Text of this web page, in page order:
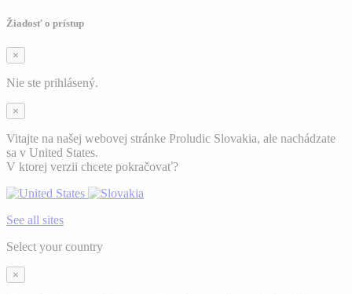
Žiadosť o prístup
×
Nie ste prihlásený.
×
Vitajte na našej webovej stránke Proludic Slovakia, ale nachádzate
sa v United States.
V ktorej verzii chcete pokračovať?
See all sites
Select your country
×